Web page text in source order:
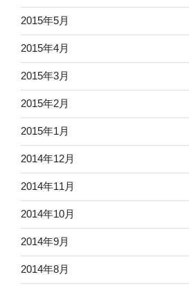
2015年5月
2015年4月
2015年3月
2015年2月
2015年1月
2014年12月
2014年11月
2014年10月
2014年9月
2014年8月